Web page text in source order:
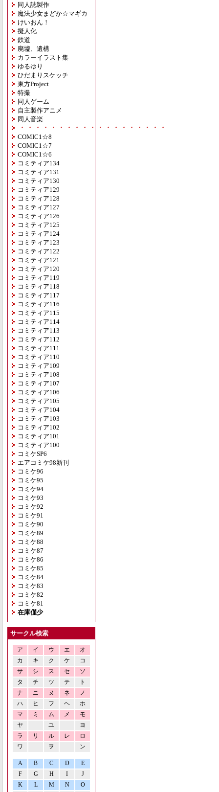
同人誌製作
魔法少女まどか☆マギカ
けいおん！
擬人化
鉄道
廃墟、遺構
カラーイラスト集
ゆるゆり
ひだまりスケッチ
東方Project
特撮
同人ゲーム
自主製作アニメ
同人音楽
・・・・・・・・・・・・・・・・・・・
COMIC1☆8
COMIC1☆7
COMIC1☆6
コミティア134
コミティア131
コミティア130
コミティア129
コミティア128
コミティア127
コミティア126
コミティア125
コミティア124
コミティア123
コミティア122
コミティア121
コミティア120
コミティア119
コミティア118
コミティア117
コミティア116
コミティア115
コミティア114
コミティア113
コミティア112
コミティア111
コミティア110
コミティア109
コミティア108
コミティア107
コミティア106
コミティア105
コミティア104
コミティア103
コミティア102
コミティア101
コミティア100
コミケSP6
エアコミケ98新刊
コミケ96
コミケ95
コミケ94
コミケ93
コミケ92
コミケ91
コミケ90
コミケ89
コミケ88
コミケ87
コミケ86
コミケ85
コミケ84
コミケ83
コミケ82
コミケ81
在庫僅少
サークル検索
ア イ ウ エ
オ
カ
キ ク ケ
コ
サ
シ ス セ
ソ
タ
チ ツ テ
ト
ナ
ニ ヌ ネ
ノ
ハ
ヒ フ ヘ
ホ
マ
ミ ム メ
モ
ヤ
ユ
ヨ
ラ
リ ル レ
ロ
ワ
ヲ ン
A B C D
E
F
G H I
J
K
L M N O